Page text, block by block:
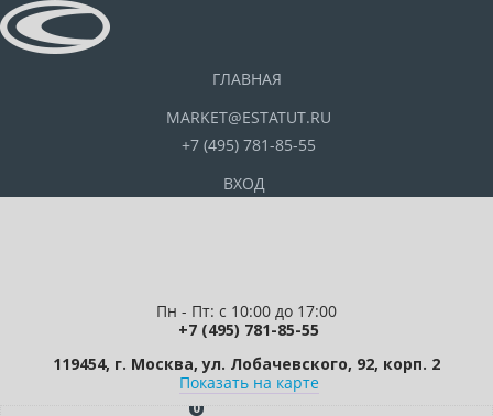
ГЛАВНАЯ
MARKET@ESTATUT.RU
+7 (495) 781-85-55
ВХОД
Пн - Пт: с 10:00 до 17:00
+7 (495) 781-85-55
119454, г. Москва, ул. Лобачевского, 92, корп. 2
Показать на карте
0